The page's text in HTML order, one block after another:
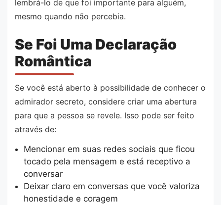
lembrá-lo de que foi importante para alguém,
mesmo quando não percebia.
Se Foi Uma Declaração
Romântica
Se você está aberto à possibilidade de conhecer o
admirador secreto, considere criar uma abertura
para que a pessoa se revele. Isso pode ser feito
através de:
Mencionar em suas redes sociais que ficou
tocado pela mensagem e está receptivo a
conversar
Deixar claro em conversas que você valoriza
honestidade e coragem